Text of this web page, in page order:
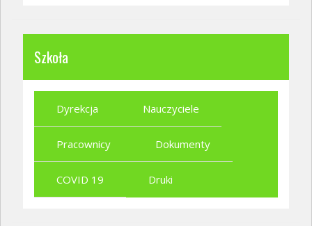
Szkoła
Dyrekcja Nauczyciele
Pracownicy Dokumenty
COVID 19 Druki